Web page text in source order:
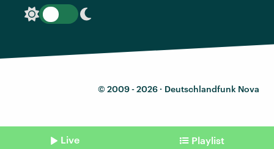
© 2009 - 2026 · Deutschlandfunk Nova
Live Playlist